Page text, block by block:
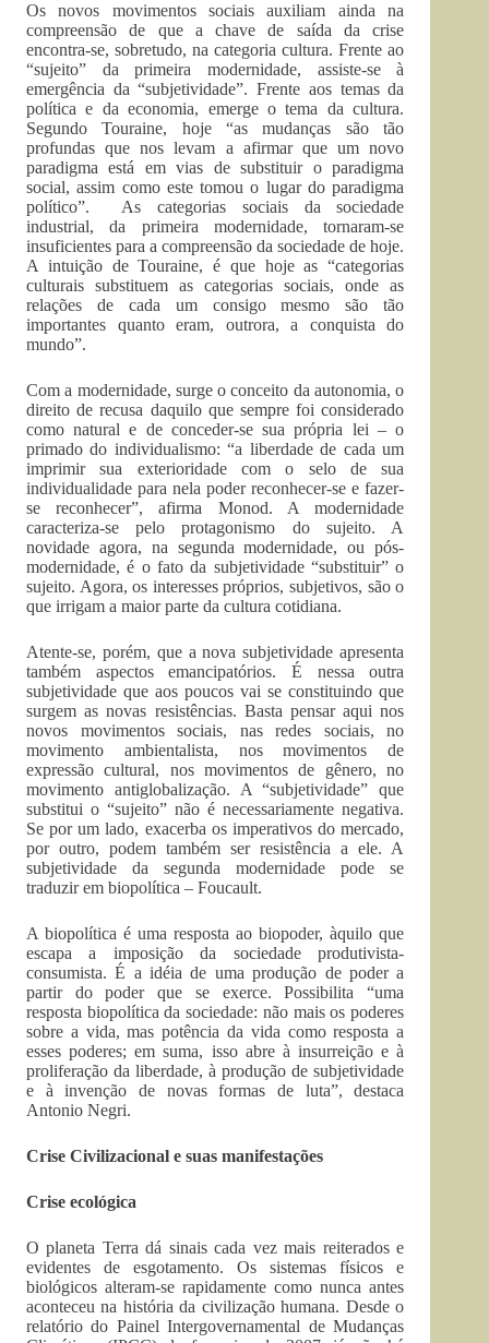
Os novos movimentos sociais auxiliam ainda na
compreensão de que a chave de saída da crise
encontra-se, sobretudo, na categoria cultura. Frente ao
“sujeito” da primeira modernidade, assiste-se à
emergência da “subjetividade”. Frente aos temas da
política e da economia, emerge o tema da cultura.
Segundo Touraine, hoje “as mudanças são tão
profundas que nos levam a afirmar que um novo
paradigma está em vias de substituir o paradigma
social, assim como este tomou o lugar do paradigma
político”. As categorias sociais da sociedade
industrial, da primeira modernidade, tornaram-se
insuficientes para a compreensão da sociedade de hoje.
A intuição de Touraine, é que hoje as “categorias
culturais substituem as categorias sociais, onde as
relações de cada um consigo mesmo são tão
importantes quanto eram, outrora, a conquista do
mundo”.
Com a modernidade, surge o conceito da autonomia, o
direito de recusa daquilo que sempre foi considerado
como natural e de conceder-se sua própria lei – o
primado do individualismo: “a liberdade de cada um
imprimir sua exterioridade com o selo de sua
individualidade para nela poder reconhecer-se e fazer-
se reconhecer”, afirma Monod. A modernidade
caracteriza-se pelo protagonismo do sujeito. A
novidade agora, na segunda modernidade, ou pós-
modernidade, é o fato da subjetividade “substituir” o
sujeito. Agora, os interesses próprios, subjetivos, são o
que irrigam a maior parte da cultura cotidiana.
Atente-se, porém, que a nova subjetividade apresenta
também aspectos emancipatórios. É nessa outra
subjetividade que aos poucos vai se constituindo que
surgem as novas resistências. Basta pensar aqui nos
novos movimentos sociais, nas redes sociais, no
movimento ambientalista, nos movimentos de
expressão cultural, nos movimentos de gênero, no
movimento antiglobalização. A “subjetividade” que
substitui o “sujeito” não é necessariamente negativa.
Se por um lado, exacerba os imperativos do mercado,
por outro, podem também ser resistência a ele. A
subjetividade da segunda modernidade pode se
traduzir em biopolítica – Foucault.
A biopolítica é uma resposta ao biopoder, àquilo que
escapa a imposição da sociedade produtivista-
consumista. É a idéia de uma produção de poder a
partir do poder que se exerce. Possibilita “uma
resposta biopolítica da sociedade: não mais os poderes
sobre a vida, mas potência da vida como resposta a
esses poderes; em suma, isso abre à insurreição e à
proliferação da liberdade, à produção de subjetividade
e à invenção de novas formas de luta”, destaca
Antonio Negri.
Crise Civilizacional e suas manifestações
Crise ecológica
O planeta Terra dá sinais cada vez mais reiterados e
evidentes de esgotamento. Os sistemas físicos e
biológicos alteram-se rapidamente como nunca antes
aconteceu na história da civilização humana. Desde o
relatório do Painel Intergovernamental de Mudanças